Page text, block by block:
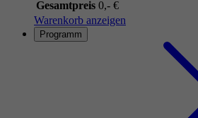
Gesamtpreis 0,- €
Warenkorb anzeigen
Programm